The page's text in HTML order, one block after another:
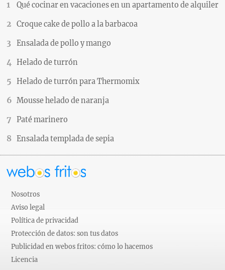
Qué cocinar en vacaciones en un apartamento de alquiler
Croque cake de pollo a la barbacoa
Ensalada de pollo y mango
Helado de turrón
Helado de turrón para Thermomix
Mousse helado de naranja
Paté marinero
Ensalada templada de sepia
Nosotros
Aviso legal
Política de privacidad
Protección de datos: son tus datos
Publicidad en webos fritos: cómo lo hacemos
Licencia